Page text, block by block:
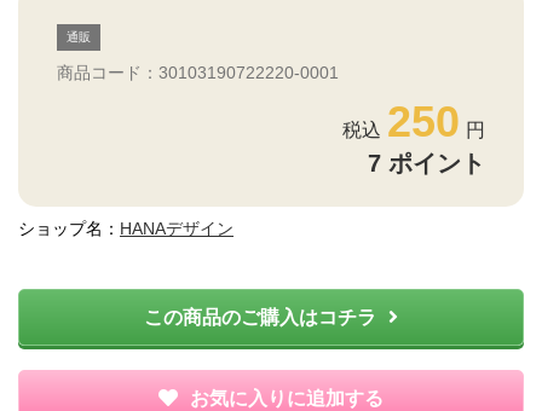
通販
商品コード：30103190722220-0001
250
7 ポイント
ショップ名： HANAデザイン
この商品のご購入はコチラ
お気に入りに追加する